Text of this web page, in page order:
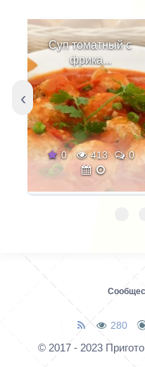
Суп томатный с
фрика...
0 413 0
‹
280
© 2017 - 2023